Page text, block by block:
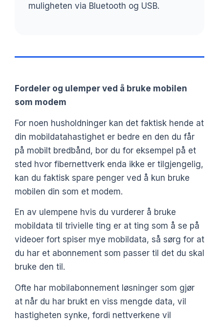
muligheten via Bluetooth og USB.
Fordeler og ulemper ved å bruke mobilen
som modem
For noen husholdninger kan det faktisk hende at
din mobildatahastighet er bedre en den du får
på mobilt bredbånd, bor du for eksempel på et
sted hvor fibernettverk enda ikke er tilgjengelig,
kan du faktisk spare penger ved å kun bruke
mobilen din som et modem.
En av ulempene hvis du vurderer å bruke
mobildata til trivielle ting er at ting som å se på
videoer fort spiser mye mobildata, så sørg for at
du har et abonnement som passer til det du skal
bruke den til.
Ofte har mobilabonnement løsninger som gjør
at når du har brukt en viss mengde data, vil
hastigheten synke, fordi nettverkene vil